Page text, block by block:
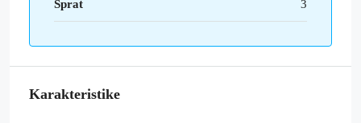
Sprat 3
Karakteristike